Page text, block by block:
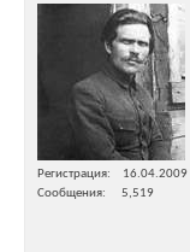
Регистрация
16.04.2009
Сообщения
5,519